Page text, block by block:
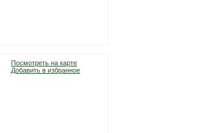
Посмотреть на карте
Добавить в избранное